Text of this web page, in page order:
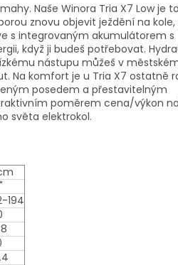
Naše Winora Tria X7 Low je
znovu objevit ježdění na kole,
s integrovaným akumulátorem s
když ji budeš potřebovat.
nástupu můžeš v
Na komfort je u Tria X7 ostatně
posedem a přestavitelným
poměrem cena/výkon
světa elektrokol.
194